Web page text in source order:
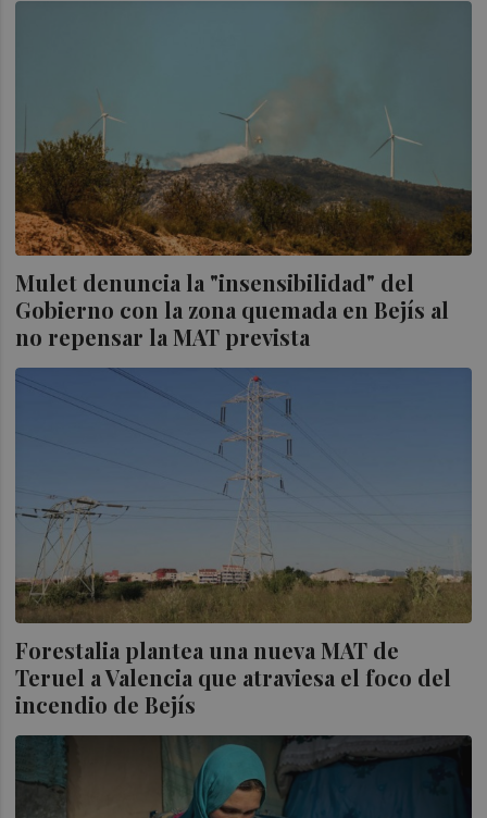
Mulet denuncia la "insensibilidad" del
Gobierno con la zona quemada en Bejís al
no repensar la MAT prevista
Forestalia plantea una nueva MAT de
Teruel a Valencia que atraviesa el foco del
incendio de Bejís